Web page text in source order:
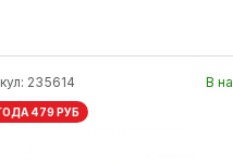
235614 В
479 РУБ